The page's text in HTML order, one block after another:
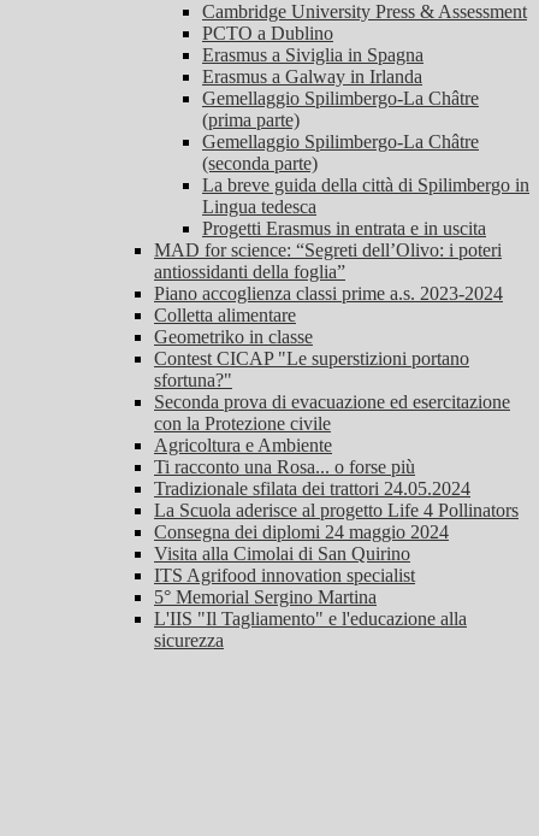
Cambridge University Press & Assessment
PCTO a Dublino
Erasmus a Siviglia in Spagna
Erasmus a Galway in Irlanda
Gemellaggio Spilimbergo-La Châtre
(prima parte)
Gemellaggio Spilimbergo-La Châtre
(seconda parte)
La breve guida della città di Spilimbergo in
Lingua tedesca
Progetti Erasmus in entrata e in uscita
MAD for science: “Segreti dell’Olivo: i poteri
antiossidanti della foglia”
Piano accoglienza classi prime a.s. 2023-2024
Colletta alimentare
Geometriko in classe
Contest CICAP "Le superstizioni portano
sfortuna?"
Seconda prova di evacuazione ed esercitazione
con la Protezione civile
Agricoltura e Ambiente
Ti racconto una Rosa... o forse più
Tradizionale sfilata dei trattori 24.05.2024
La Scuola aderisce al progetto Life 4 Pollinators
Consegna dei diplomi 24 maggio 2024
Visita alla Cimolai di San Quirino
ITS Agrifood innovation specialist
5° Memorial Sergino Martina
L'IIS "Il Tagliamento" e l'educazione alla
sicurezza